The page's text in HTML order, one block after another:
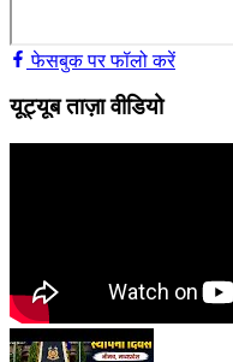
फेसबुक पर फॉलो करें
यूट्यूब ताज़ा वीडियो